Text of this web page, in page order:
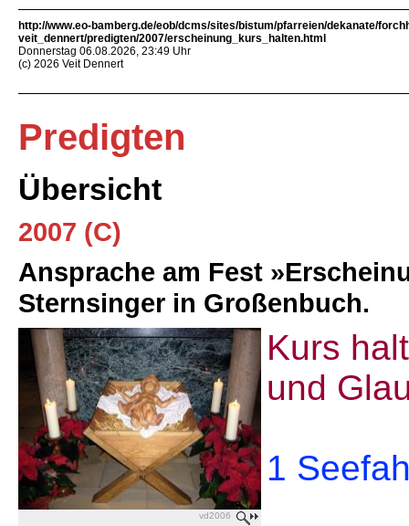
http://www.eo-bamberg.de/eob/dcms/sites/bistum/pfarreien/dekanate/
veit_dennert/predigten/2007/erscheinung_kurs_halten.html
Donnerstag 06.08.2026, 23:49 Uhr
(c) 2026 Veit Dennert
Predigten
Übersicht
2007 (C)
Ansprache am Fest
Sternsinger in Großenbuch.
vd2006
Kurs
und
1